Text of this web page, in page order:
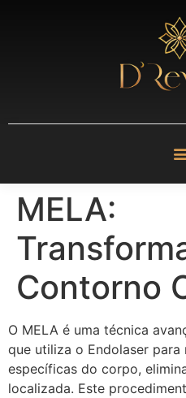
MELA:
Contorno
O MELA é uma técnica
que utiliza o Endolaser para
específicas do corpo,
localizada. Este